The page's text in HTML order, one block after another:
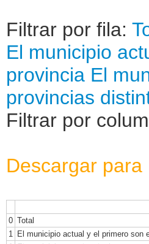
Filtrar por fila:
El municipio
provincia El
provincias
Filtrar por
Descargar para
0 Total
1
El municipio actual y el primero son